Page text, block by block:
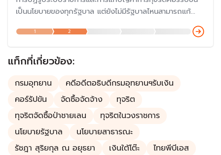
เป็นนโยบายของทุกรัฐบาล แต่ยังไม่มีรัฐบาลไหนสามารถแก้
การสำรวจของสำนักวิจัยต่าง ๆ พบว่าประชาชนมีความเห็นว่า
สถานการณ์รุนแรงขึ้น
1 2
แท็กที่เกี่ยวข้อง:
กรมอุทยาน
คดีอดีตอธิบดีกรมอุทยานฯรับเงิน
คอร์รัปขัน
จัดซื้อจัดจ้าง
ทุจริต
ทุจริตจัดซื้อป่าชายเลน
ทุจริตในวงราชการ
นโยบายรัฐบาล
นโยบายสาธารณะ
รัชฎา สุริยกุล ณ อยุธยา
เงินใต้โต๊ะ ไทยพีบีเอส